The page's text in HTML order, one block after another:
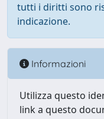
tutti i diritti sono
indicazione.
Informazioni
Utilizza questo
link a questo